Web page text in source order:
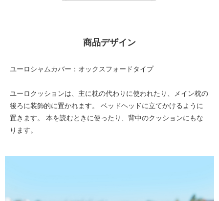
商品デザイン
ユーロシャムカバー：オックスフォードタイプ
ユーロクッションは、主に枕の代わりに使われたり、メイン枕の
後ろに装飾的に置かれます。 ベッドヘッドに立てかけるように
置きます。 本を読むときに使ったり、背中のクッションにもな
ります。